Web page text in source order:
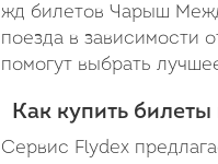
жд билетов Чарыш
поезда в зависимости
помогут выбрать
Как купить
Сервис Flydex